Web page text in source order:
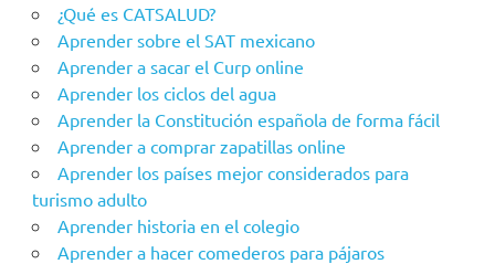
¿Qué es CATSALUD?
Aprender sobre el SAT mexicano
Aprender a sacar el Curp online
Aprender los ciclos del agua
Aprender la Constitución española de forma fácil
Aprender a comprar zapatillas online
Aprender los países mejor considerados para
turismo adulto
Aprender historia en el colegio
Aprender a hacer comederos para pájaros